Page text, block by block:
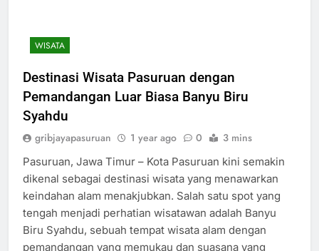
WISATA
Destinasi Wisata Pasuruan dengan
Pemandangan Luar Biasa Banyu Biru
Syahdu
gribjayapasuruan 1 year ago 0 3 mins
Pasuruan, Jawa Timur – Kota Pasuruan kini semakin
dikenal sebagai destinasi wisata yang menawarkan
keindahan alam menakjubkan. Salah satu spot yang
tengah menjadi perhatian wisatawan adalah Banyu
Biru Syahdu, sebuah tempat wisata alam dengan
pemandangan yang memukau dan suasana yang